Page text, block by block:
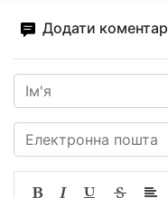
Додати коментар